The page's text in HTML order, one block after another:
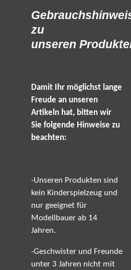
zu
unseren
Damit Ihr möglichst lange
Freude an unseren
Artikeln hat, bitten wir
Sie folgende Hinweise zu
beachten:
-Unseren Produkten sind
kein Kinderspielzeug und
nur geeignet für
Modellbauer ab 14
Jahren.
-Geschwister und Freunde
unter 3 Jahren nicht mit